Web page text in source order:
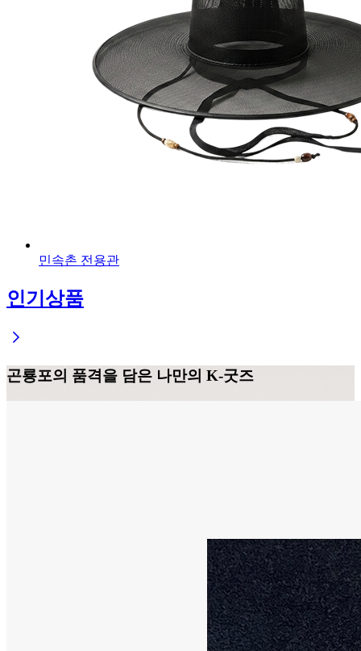
민속촌 전용관
인기상품
곤룡포의 품격을 담은 나만의 K-굿즈